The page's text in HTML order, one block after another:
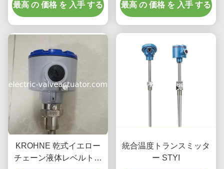
20mA出力 IP65保護
最高 の 価格 を 入手 する
pressure 68,9kPa
最高 の 価格 を 入手 する
KROHNE 乾式イエロー
チェーン液体レベルトラ
統合温度トランスミッタ
ー STYI